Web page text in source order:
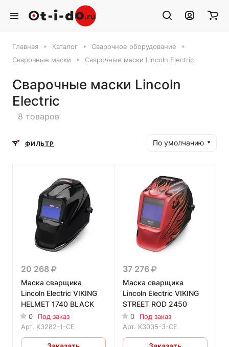
Главная Каталог
Сварочное оборудование
Сварочные маски
Сварочные маски Lincoln Electric
Сварочные маски Lincoln
Electric
8 товаров
ФИЛЬТР По умолчанию
20 268
Маска сварщика
Lincoln Electric VIKING
HELMET 1740 BLACK
0
Под заказ
Арт. K3282-1-CE
37 276
Маска сварщика
Lincoln Electric VIKING
STREET ROD 2450
0
Под заказ
Арт. K3035-3-CE